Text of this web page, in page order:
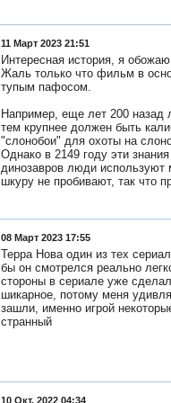
11 Март 2023 21:51
Интересная история, я
Жаль только что фильм в
тупым пафосом.
Например, еще лет 200 назад
тем крупнее должен быть
"слонобои" для охоты на
Однако в 2149 году эти
динозавров люди используют
шкуру не пробивают, так что
08 Март 2023 17:55
Терра Нова один из тех
бы он смотрелся реально
стороны в сериале уже
шикарное, потому меня
зашли, именно игрой
странный
10 Окт. 2022 04:34